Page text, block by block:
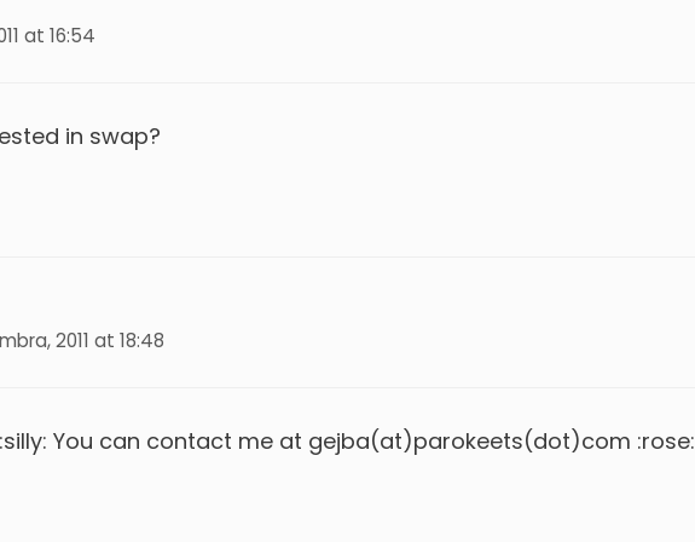
at 16:54
in swap?
2011 at 18:48
You can contact me at gejba(at)parokeets(dot)com :rose: